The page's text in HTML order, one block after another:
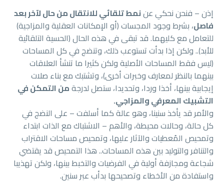
إذن – فنحن نحكي عننمط تلقائي للانتقال من حال لآخر بعد
فاصل، بشرط وجود المجسات (أو الإمكانات العقلية والمزاجية)
للتعامل مع كليهما. قد تبقى في هذه الحال (الحسية التلقائية
للأبد).. ولكن إذا بدأت تستوعب ذلك، وتنضج في كل المساحات
(ليس فقط المساحات الأصلية ولكن كثيرا ما تنشأ العلاقات
بينهما بالنظر لمعارف وخبرات أخرى)، وتشتبك مع بناء صلات
إيجابية بينها، أخذا وردا، وتحديدا، ستصل لدرجةمن التمكن في
التشبيك المعرفي والمزاجي.
والأمر قد يأخذ سنينا، وهو عالة كما أسلفت – على النضج في
كل حالة، وحالات محيطة، والأهم – الاشتباك مع الذات ابتداء
وتمحيص المُعطيات والآثار عليها، وتمحيص مساحات الاقتراب
والتنافر والتوليد بين هذه المساحات.. هذا التمحيص قد يقتضي
شجاعة ومجازفة أولية في الفرضيات والتخبط بينها، ولكن تهذيبا
واستفادة من الأخطاء وتصحيحها بدأب عبر سنين.